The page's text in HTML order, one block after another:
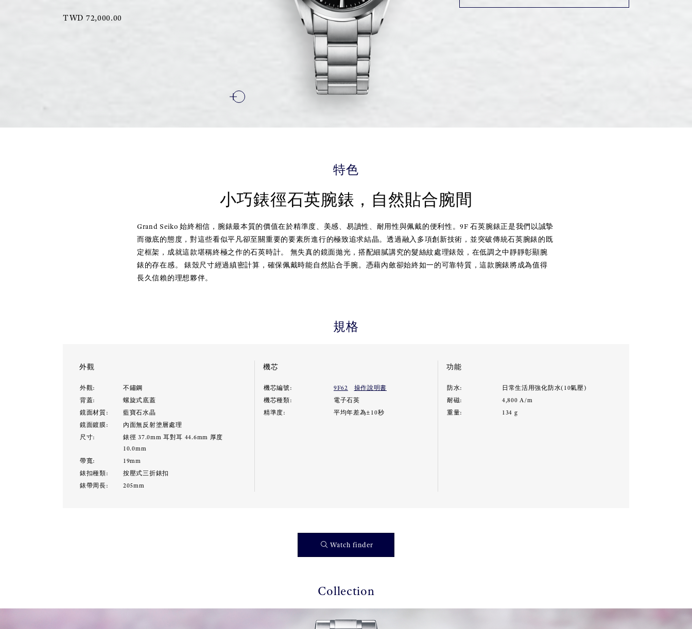
TWD 72,000.00
特色
小巧錶徑石英腕錶，自然貼合腕間
Grand Seiko 始終相信，腕錶最本質的價值在於精準度、美感、易讀性、耐用性與佩戴的便利性。9F 石英腕錶正是我們以誠摯
而徹底的態度，對這些看似平凡卻至關重要的要素所進行的極致追求結晶。透過融入多項創新技術，並突破傳統石英腕錶的既
定框架，成就這款堪稱終極之作的石英時計。 無失真的鏡面拋光，搭配細膩講究的髮絲紋處理錶殼，在低調之中靜靜彰顯腕
錶的存在感。 錶殼尺寸經過縝密計算，確保佩戴時能自然貼合手腕。憑藉內斂卻始終如一的可靠特質，這款腕錶將成為值得
長久信賴的理想夥伴。
規格
外觀
外觀:
不鏽鋼
背蓋:
螺旋式底蓋
鏡面材質:
藍寶石水晶
鏡面鍍膜:
內面無反射塗層處理
尺寸:
錶徑 37.0mm 耳對耳 44.6mm 厚度
10.0mm
帶寬:
19mm
錶扣種類:
按壓式三折錶扣
錶帶周長:
205mm
機芯
機芯編號: 9F62
操作說明書
機芯種類:
電子石英
精準度:
平均年差為±10秒
功能
防水:
日常生活用強化防水(10氣壓)
耐磁:
4,800 A/m
重量:
134 g
Watch finder
Collection